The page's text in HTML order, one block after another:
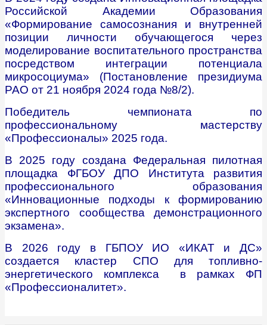
Российской Академии Образования
«Формирование самосознания и внутренней
позиции личности обучающегося через
моделирование воспитательного пространства
посредством интеграции потенциала
микросоциума» (Постановление президиума
РАО от 21 ноября 2024 года №8/2).
Победитель чемпионата по
профессиональному мастерству
«Профессионалы» 2025 года.
В 2025 году создана Федеральная пилотная
площадка ФГБОУ ДПО Института развития
профессионального образования
«Инновационные подходы к формированию
экспертного сообщества демонстрационного
экзамена».
В 2026 году в ГБПОУ ИО «ИКАТ и ДС»
создается кластер СПО для топливно-
энергетического комплекса в рамках ФП
«Профессионалитет».